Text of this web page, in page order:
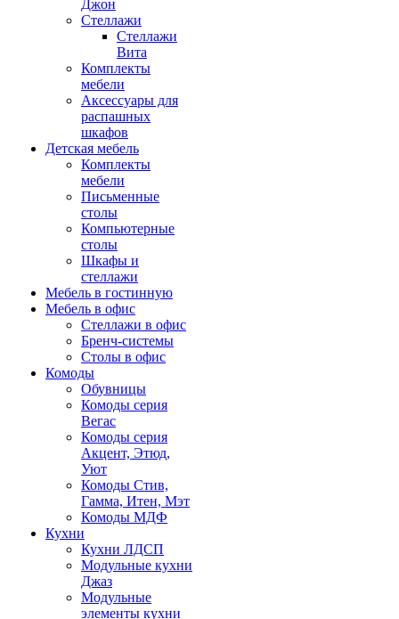
Джон
Стеллажи
Стеллажи
Вита
Комплекты
мебели
Аксессуары для
распашных
шкафов
Детская мебель
Комплекты
мебели
Письменные
столы
Компьютерные
столы
Шкафы и
стеллажи
Мебель в гостинную
Мебель в офис
Стеллажи в офис
Бренч-системы
Столы в офис
Комоды
Обувницы
Комоды серия
Вегас
Комоды серия
Акцент, Этюд,
Уют
Комоды Стив,
Гамма, Итен, Мэт
Комоды МДФ
Кухни
Кухни ЛДСП
Модульные кухни
Джаз
Модульные
элементы кухни